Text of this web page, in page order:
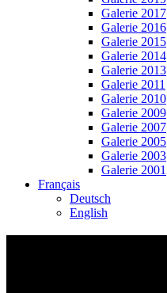
Galerie 2017
Galerie 2016
Galerie 2015
Galerie 2014
Galerie 2013
Galerie 2011
Galerie 2010
Galerie 2009
Galerie 2007
Galerie 2005
Galerie 2003
Galerie 2001
Français
Deutsch
English